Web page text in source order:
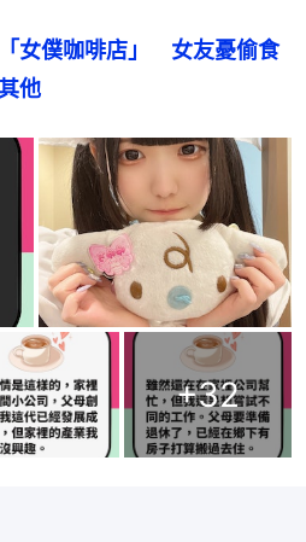
女僕咖啡店」　女友憂偷食
他
+32